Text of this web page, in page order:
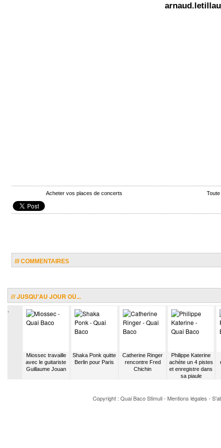
Acheter vos places de concerts
/// COMMENTAIRES
/// JUSQU'AU JOUR OÙ...
.
Miossec travaille
avec le guitariste
Guillaume Jouan
Shaka Ponk quitte
Berlin pour Paris
Catherine Ringer
rencontre Fred
Chichin
Philippe Katerine
achète un 4 pistes
et enregistre dans
sa piaule
Copyright : Quai BacoStimuli- Mentions légales -